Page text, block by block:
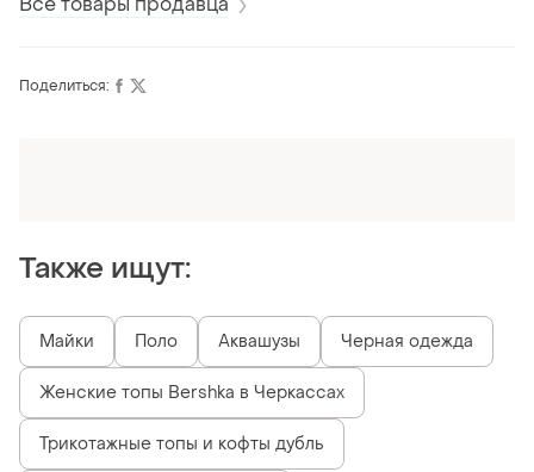
Поделиться:
Также ищут:
Майки Поло Аквашузы Черная одежда
Женские топы Bershka в Черкассах
Трикотажные топы и кофты дубль